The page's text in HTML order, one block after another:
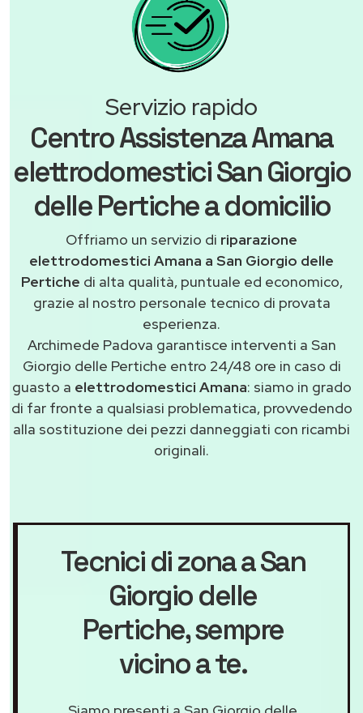
Servizio rapido
Centro Assistenza Amana
elettrodomestici San Giorgio
delle Pertiche a domicilio
Offriamo un servizio di riparazione
elettrodomestici Amana a San Giorgio delle
Pertiche di alta qualità, puntuale ed economico,
grazie al nostro personale tecnico di provata
esperienza.
Archimede Padova garantisce interventi a San
Giorgio delle Pertiche entro 24/48 ore in caso di
guasto a elettrodomestici Amana: siamo in grado
di far fronte a qualsiasi problematica, provvedendo
alla sostituzione dei pezzi danneggiati con ricambi
originali.
Tecnici di zona a San
Giorgio delle
Pertiche, sempre
vicino a te.